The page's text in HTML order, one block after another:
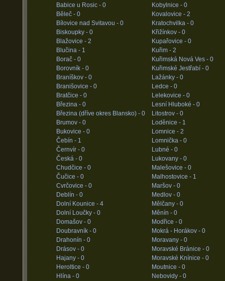
Babice u Rosic - 0
Běleč - 0
Bílovice nad Svitavou - 0
Biskoupky - 0
Blažovice - 2
Blučina - 1
Borač - 0
Borovník - 0
Braníškov - 0
Branišovice - 0
Bratčice - 0
Březina - 0
Březina (dříve okres Blansko) - 0
Brumov - 0
Bukovice - 0
Čebín - 1
Černvír - 0
Česká - 0
Chudčice - 0
Čučice - 0
Cvrčovice - 0
Deblín - 0
Dolní Kounice - 4
Dolní Loučky - 0
Domašov - 0
Doubravník - 0
Drahonín - 0
Drásov - 0
Hajany - 0
Heroltice - 0
Hlína - 0
Kobylnice - 0
Kovalovice - 2
Kratochvilka - 0
Křižínkov - 0
Kupařovice - 0
Kuřim - 2
Kuřimská Nová Ves - 0
Kuřimské Jestřabí - 0
Lažánky - 0
Ledce - 0
Lelekovice - 0
Lesní Hluboké - 0
Litostrov - 0
Loděnice - 1
Lomnice - 2
Lomnička - 0
Lubné - 0
Lukovany - 0
Malešovice - 0
Malhostovice - 1
Maršov - 0
Medlov - 0
Mělčany - 0
Měnín - 0
Modřice - 0
Mokrá - Horákov - 0
Moravany - 0
Moravské Bránice - 0
Moravské Knínice - 0
Moutnice - 0
Nebovidy - 0